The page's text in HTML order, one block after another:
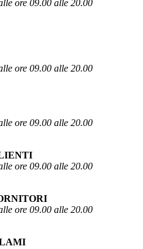
ore 09.00 alle 20.00
ore 09.00 alle 20.00
ore 09.00 alle 20.00
ore 09.00 alle 20.00
ore 09.00 alle 20.00